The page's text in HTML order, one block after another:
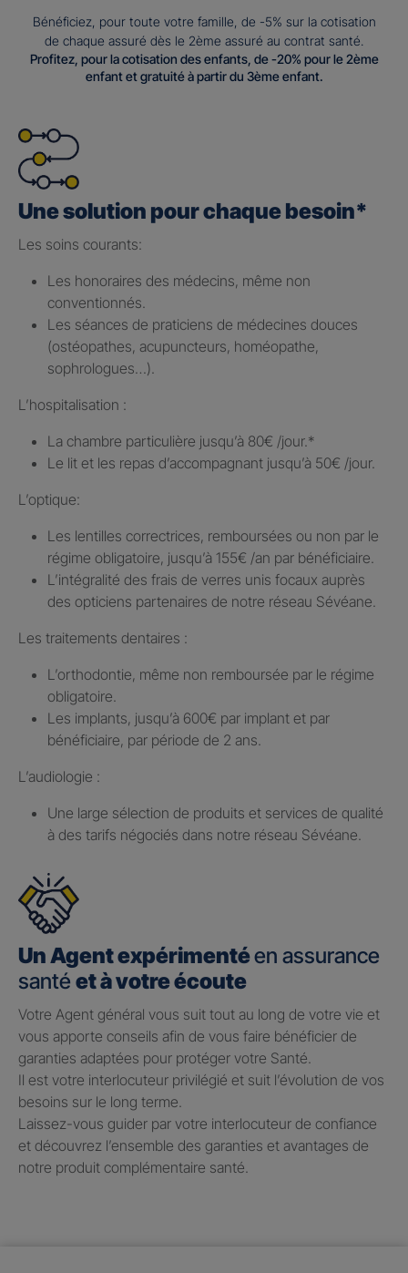
Bénéficiez, pour toute votre famille, de -5% sur la cotisation
de chaque assuré dès le 2ème assuré au contrat santé.
Profitez, pour la cotisation des enfants, de -20% pour le 2ème
enfant et gratuité à partir du 3ème enfant.
Une solution pour chaque besoin*
Les soins courants: ​
Les honoraires des médecins, même non
conventionnés.​
Les séances de praticiens de médecines douces
(ostéopathes, acupuncteurs, homéopathe,
sophrologues…).​
L’hospitalisation : ​
La chambre particulière jusqu’à 80€ /jour.​*
Le lit et les repas d’accompagnant jusqu’à 50€ /jour.​
L’optique:
Les lentilles correctrices, remboursées ou non par le
régime obligatoire, jusqu’à 155€ /an par bénéficiaire.​
L’intégralité des frais de verres unis focaux auprès
des opticiens partenaires de notre réseau Sévéane.​
Les traitements dentaires : ​
L’orthodontie, même non remboursée par le régime
obligatoire.​
Les implants, jusqu’à 600€ par implant et par
bénéficiaire, par période de 2 ans.
L’audiologie :
Une large sélection de produits et services de qualité
à des tarifs négociés dans notre réseau Sévéane.
Un Agent expérimentéen assurance
santé et à votre écoute
Votre Agent général vous suit tout au long de votre vie et
vous apporte conseils afin de vous faire bénéficier de
garanties adaptées pour protéger votre Santé.​
Il est votre interlocuteur privilégié et suit l’évolution de vos
besoins sur le long terme.​
Laissez-vous guider par votre interlocuteur de confiance
et découvrez l’ensemble des garanties et avantages de
notre produit complémentaire santé.